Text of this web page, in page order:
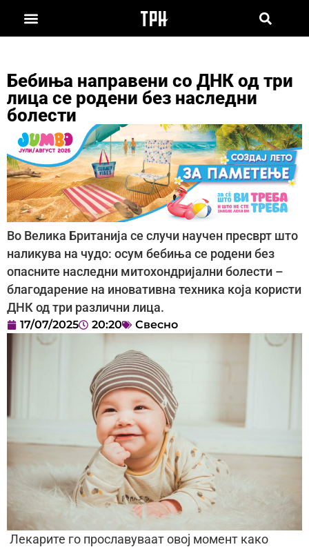
Бебиња направени со ДНК од три
лица се родени без наследни
болести
Во Велика Британија се случи научен пресврт што
наликува на чудо: осум бебиња се родени без
опасните наследни митохондријални болести –
благодарение на иновативна техника која користи
ДНК од три различни лица.
17/07/2025 20:20 Свесно
Лекарите го прославуваат овој момент како